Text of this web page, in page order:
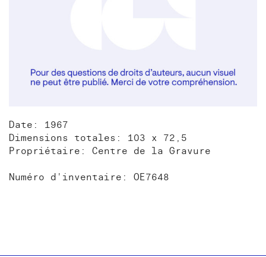
Date: 1967
Dimensions totales: 103 x 72,5
Propriétaire: Centre de la Gravure
Numéro d'inventaire: OE7648